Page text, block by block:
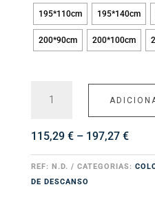
195*110cm 195*140cm
200*90cm 200*100cm
Eco
115,29 € – 197,27 €Price
REF: N.D. CATEGORIAS:
DE DESCANSO